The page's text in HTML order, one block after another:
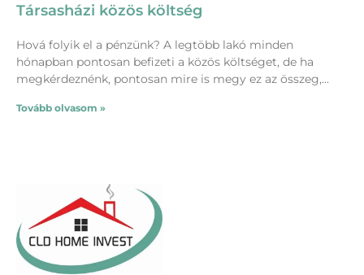
Társasházi közös költség
Hová folyik el a pénzünk? A legtöbb lakó minden
hónapban pontosan befizeti a közös költséget, de ha
megkérdeznénk, pontosan mire is megy ez az összeg,
Tovább olvasom »